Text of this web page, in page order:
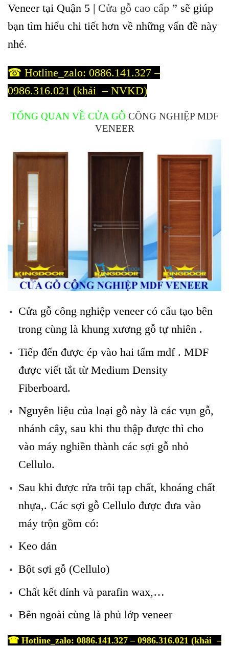
Veneer tại Quận 5 | Cửa gỗ cao cấp ” sẽ giúp
bạn tìm hiểu chi tiết hơn về những vấn đề này
nhé.
☎ Hotline_zalo: 0886.141.327 –
0986.316.021 (khải – NVKD)
TỔNG QUAN VỀ CỬA GỖ CÔNG NGHIỆP MDF
VENEER
Cửa gỗ công nghiệp veneer có cấu tạo bên
trong cùng là khung xương gỗ tự nhiên .
Tiếp đến được ép vào hai tấm mdf . MDF
được viết tắt từ Medium Density
Fiberboard.
Nguyên liệu của loại gỗ này là các vụn gỗ,
nhánh cây, sau khi thu thập được thì cho
vào máy nghiền thành các sợi gỗ nhỏ
Cellulo.
Sau khi được rửa trôi tạp chất, khoáng chất
nhựa,. Các sợi gỗ Cellulo được đưa vào
máy trộn gồm có:
Keo dán
Bột sợi gỗ (Cellulo)
Chất kết dính và parafin wax,…
Bên ngoài cùng là phủ lớp veneer
☎ Hotline_zalo: 0886.141.327 – 0986.316.021 (khải –